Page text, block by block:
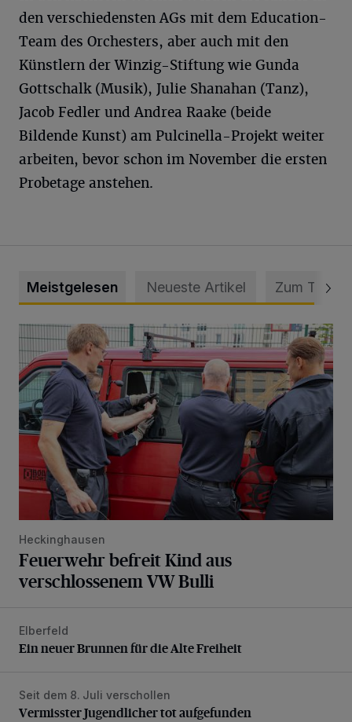
den verschiedensten AGs mit dem Education-
Team des Orchesters, aber auch mit den
Künstlern der Winzig-Stiftung wie Gunda
Gottschalk (Musik), Julie Shanahan (Tanz),
Jacob Fedler und Andrea Raake (beide
Bildende Kunst) am Pulcinella-Projekt weiter
arbeiten, bevor schon im November die ersten
Probetage anstehen.
Meistgelesen Neueste Artikel Zum Thema
Feuerwehr befreit Kind aus verschlossenem VW Bulli
Heckinghausen
Feuerwehr befreit Kind aus
verschlossenem VW Bulli
Ein neuer Brunnen für die Alte Freiheit
Elberfeld
Ein neuer Brunnen für die Alte Freiheit
Vermisster Jugendlicher tot aufgefunden
Seit dem 8. Juli verschollen
Vermisster Jugendlicher tot aufgefunden